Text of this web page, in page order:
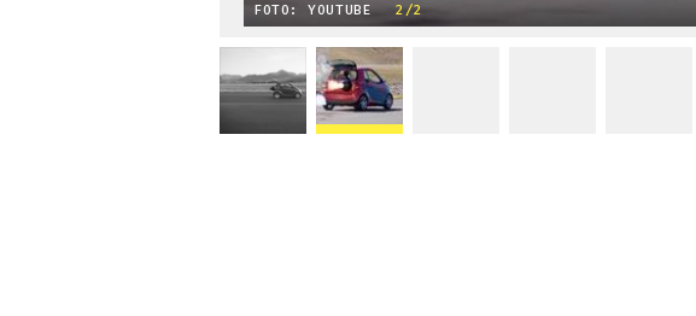
FOTO: YOUTUBE 2/2